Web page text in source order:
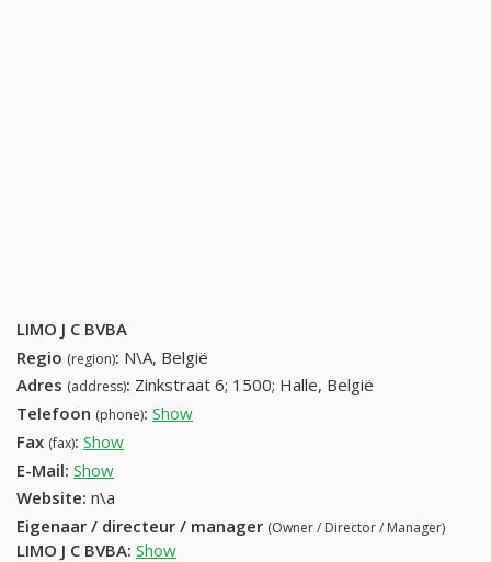
LIMO J C BVBA
Regio (region): N\A, België
Adres (address): Zinkstraat 6; 1500; Halle, België
Telefoon (phone): Show
Fax (fax): Show
E-Mail: Show
Website: n\a
Eigenaar / directeur / manager (Owner / Director / Manager)
LIMO J C BVBA: Show